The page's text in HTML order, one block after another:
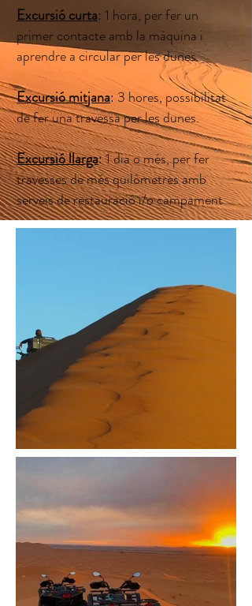
Excursió curta: 1 hora, per fer un
primer contacte amb la màquina i
aprendre a circular per les dunes.
Excursió mitjana: 3 hores, possibilitat
de fer una travessa per les dunes.
Excursió llarga: 1 dia o més, per fer
travesses de més quilòmetres amb
serveis de restauració i/o campament.